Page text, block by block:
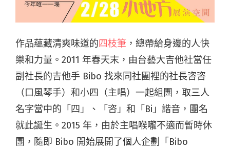
作品蘊藏清爽味道的四枝筆 ，總帶給身邊的人快
樂和力量。2011 年春天末，由台藝大吉他社當任
副社長的吉他手 Bibo 找來同社團裡的社長咨咨
（口風琴手）和小四（主唱）一起組團，取三人
名字當中的「四」、「咨」和「Bi」諧音，團名
就此誕生。2015 年，由於主唱喉嚨不適而暫時休
團，隨即 Bibo 開始展開了個人企劃「Bibo